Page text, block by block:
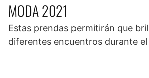
MODA 2021
Estas prendas permitirán que
diferentes encuentros durante